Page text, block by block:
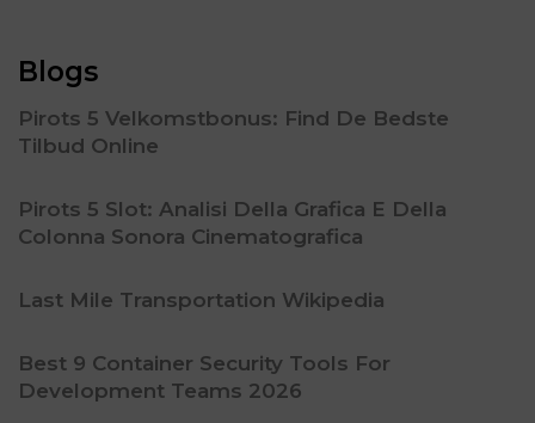
Blogs
Pirots 5 Velkomstbonus: Find De Bedste
Tilbud Online
Pirots 5 Slot: Analisi Della Grafica E Della
Colonna Sonora Cinematografica
Last Mile Transportation Wikipedia
Best 9 Container Security Tools For
Development Teams 2026